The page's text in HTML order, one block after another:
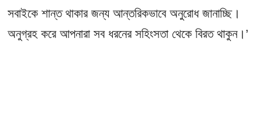
সবাইকে শান্ত থাকার জন্য আন্তরিকভাবে অনুরোধ জানাচ্ছি।
অনুগ্রহ করে আপনারা সব ধরনের সহিংসতা থেকে বিরত থাকুন।’